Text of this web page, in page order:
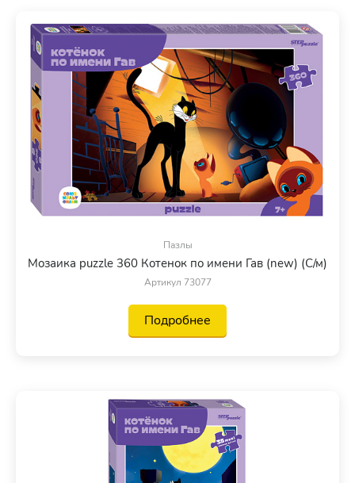
Пазлы
Мозаика puzzle 360 Котенок по имени Гав (new) (С/м)
Артикул 73077
Подробнее